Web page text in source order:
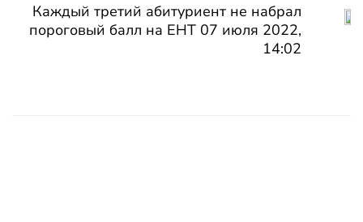
Каждый третий абитуриент не набрал
пороговый балл на ЕНТ 07 июля 2022,
14:02